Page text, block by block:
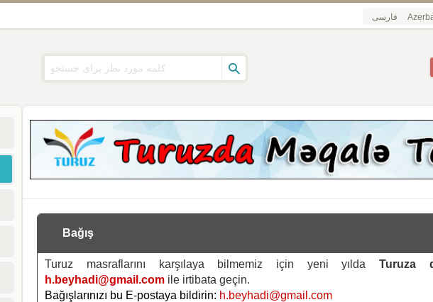
فارسی
Bağış
Turuz masraflarını karşılaya bilmemiz için yeni yıldaTuruza
h.beyhadi@gmail.com ile irtibata geçin.
Bağışlarınızı bu E-postaya bildirin: h.beyhadi@gmail.com